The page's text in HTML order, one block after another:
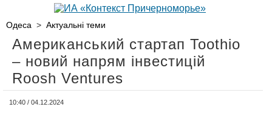
Одеса > Актуальні теми
Американський стартап Toothio
– новий напрям інвестицій
Roosh Ventures
10:40 / 04.12.2024